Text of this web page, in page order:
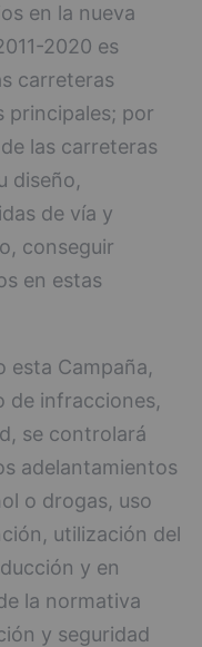
en la nueva
2020 es
carreteras
principales; por
las carreteras
diseño,
de vía y
conseguir
en estas
esta Campaña,
de infracciones,
se controlará
adelantamientos
o drogas, uso
utilización del
y en
la normativa
y seguridad